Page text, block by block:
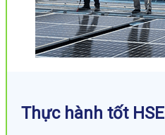
Thực hành tốt HSE